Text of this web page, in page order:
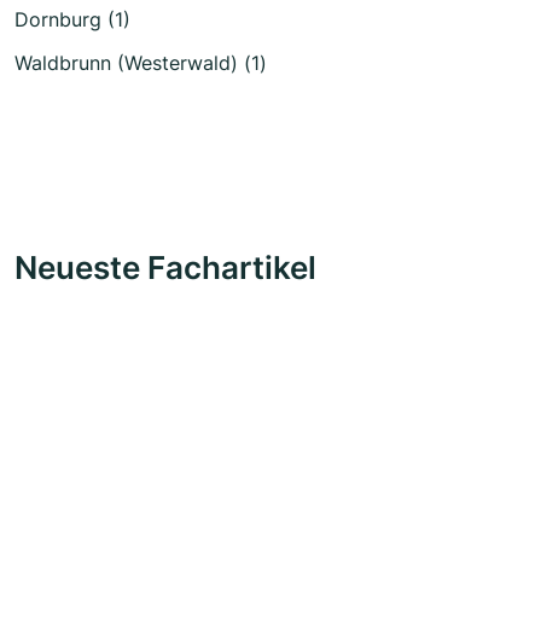
Dornburg (1)
Waldbrunn (Westerwald) (1)
Neueste Fachartikel